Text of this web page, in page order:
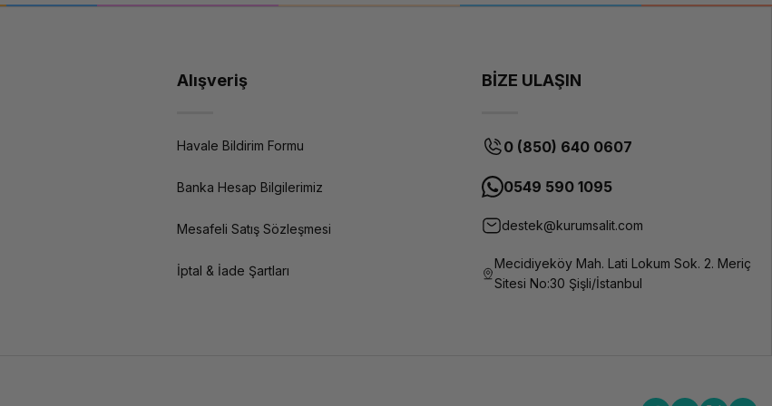
Alışveriş
Havale Bildirim Formu
Banka Hesap Bilgilerimiz
Mesafeli Satış Sözleşmesi
İptal & İade Şartları
BİZE ULAŞIN
0 (850) 640 0607
0549 590 1095
destek@kurumsalit.com
Mecidiyeköy Mah. Lati Lokum Sok. 2. Meriç
Sitesi No:30 Şişli/İstanbul